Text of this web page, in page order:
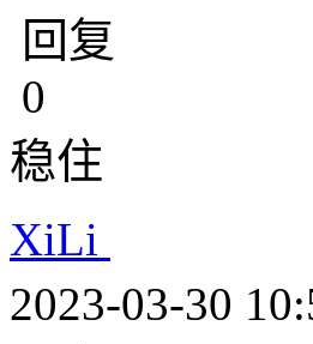
回复
0
稳住
XiLi
2023-03-30